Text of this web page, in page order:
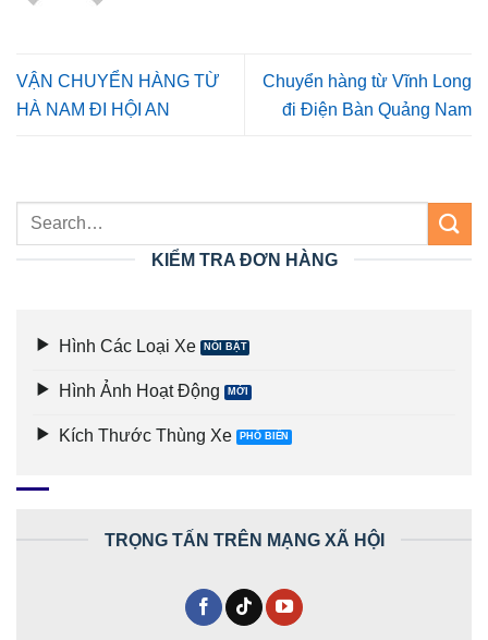
VẬN CHUYỂN HÀNG TỪ
HÀ NAM ĐI HỘI AN
Chuyển hàng từ Vĩnh Long
đi Điện Bàn Quảng Nam
KIỂM TRA ĐƠN HÀNG
Hình Các Loại Xe
Hình Ảnh Hoạt Động
Kích Thước Thùng Xe
TRỌNG TẤN TRÊN MẠNG XÃ HỘI